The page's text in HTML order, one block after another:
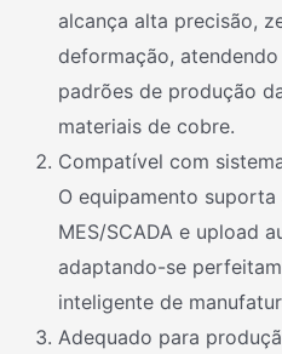
alcança alta precisão,
deformação,
padrões de produção
materiais de cobre.
Compatível com
O equipamento
MES/SCADA e upload
adaptando-se
inteligente de
Adequado para